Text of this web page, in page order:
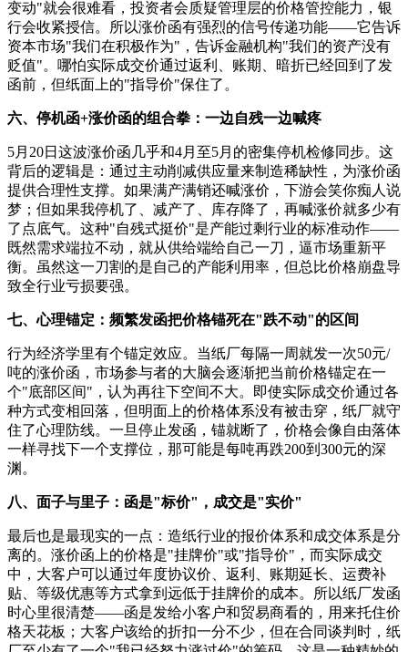
变动"就会很难看，投资者会质疑管理层的价格管控能力，银
行会收紧授信。所以涨价函有强烈的信号传递功能——它告诉
资本市场"我们在积极作为"，告诉金融机构"我们的资产没有
贬值"。哪怕实际成交价通过返利、账期、暗折已经回到了发
函前，但纸面上的"指导价"保住了。
六、停机函+涨价函的组合拳：一边自残一边喊疼
5月20日这波涨价函几乎和4月至5月的密集停机检修同步。这
背后的逻辑是：通过主动削减供应量来制造稀缺性，为涨价函
提供合理性支撑。如果满产满销还喊涨价，下游会笑你痴人说
梦；但如果我停机了、减产了、库存降了，再喊涨价就多少有
了点底气。这种"自残式挺价"是产能过剩行业的标准动作——
既然需求端拉不动，就从供给端给自己一刀，逼市场重新平
衡。虽然这一刀割的是自己的产能利用率，但总比价格崩盘导
致全行业亏损要强。
七、心理锚定：频繁发函把价格锚死在"跌不动"的区间
行为经济学里有个锚定效应。当纸厂每隔一周就发一次50元/
吨的涨价函，市场参与者的大脑会逐渐把当前价格锚定在一
个"底部区间"，认为再往下空间不大。即使实际成交价通过各
种方式变相回落，但明面上的价格体系没有被击穿，纸厂就守
住了心理防线。一旦停止发函，锚就断了，价格会像自由落体
一样寻找下一个支撑位，那可能是每吨再跌200到300元的深
渊。
八、面子与里子：函是"标价"，成交是"实价"
最后也是最现实的一点：造纸行业的报价体系和成交体系是分
离的。涨价函上的价格是"挂牌价"或"指导价"，而实际成交
中，大客户可以通过年度协议价、返利、账期延长、运费补
贴、等级优惠等方式拿到远低于挂牌价的成本。所以纸厂发函
时心里很清楚——函是发给小客户和贸易商看的，用来托住价
格天花板；大客户该给的折扣一分不少，但在合同谈判时，纸